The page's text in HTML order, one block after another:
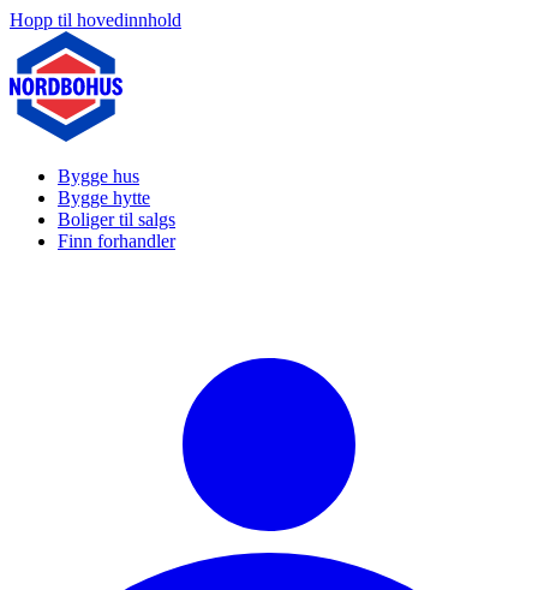
Hopp til hovedinnhold
Bygge hus
Bygge hytte
Boliger til salgs
Finn forhandler